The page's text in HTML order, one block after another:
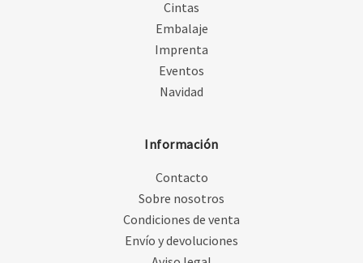
Cintas
Embalaje
Imprenta
Eventos
Navidad
Información
Contacto
Sobre nosotros
Condiciones de venta
Envío y devoluciones